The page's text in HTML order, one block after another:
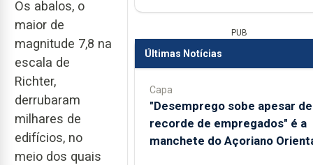
Os abalos, o
maior de
magnitude 7,8 na
escala de
Richter,
derrubaram
milhares de
edifícios, no
meio dos quais
PUB
Últimas Notícias
Capa
"Desemprego sobe apesar de
recorde de empregados" é a
manchete do Açoriano